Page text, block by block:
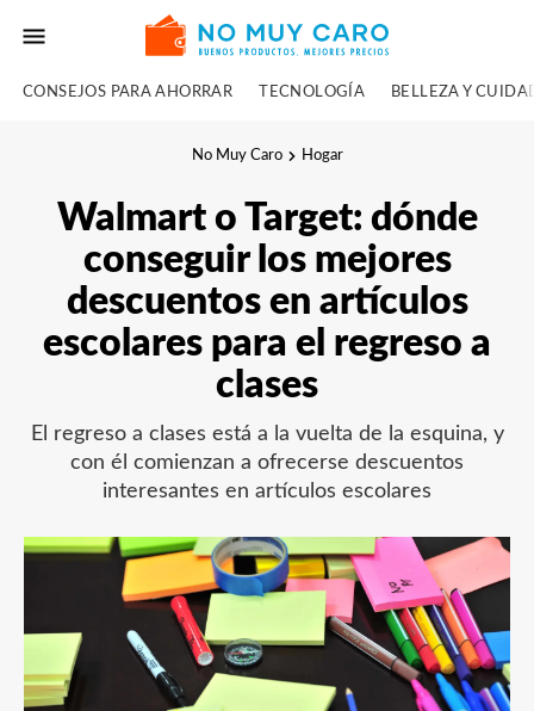
CONSEJOS PARA AHORRAR TECNOLOGÍA BELLEZA Y
No Muy Caro Hogar
Walmart o Target: dónde
conseguir los mejores
descuentos en artículos
escolares para el regreso a
clases
El regreso a clases está a la vuelta de la esquina, y
con él comienzan a ofrecerse descuentos
interesantes en artículos escolares